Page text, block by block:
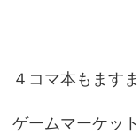
４コマ本もます
ゲームマーケッ